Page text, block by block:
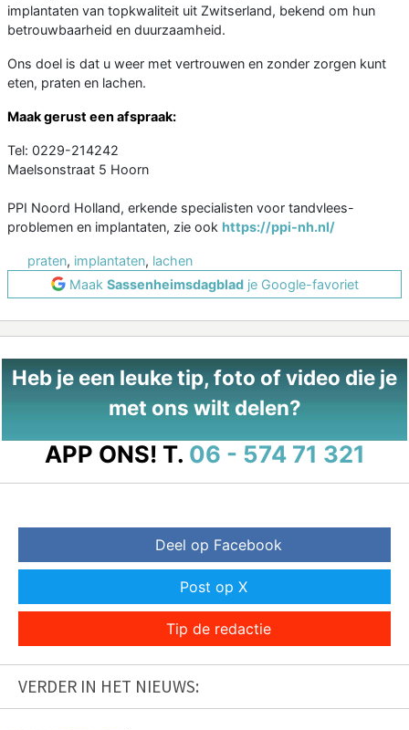
implantaten van topkwaliteit uit Zwitserland, bekend om hun
betrouwbaarheid en duurzaamheid.
Ons doel is dat u weer met vertrouwen en zonder zorgen kunt
eten, praten en lachen.
Maak gerust een afspraak:
Tel: 0229-214242
Maelsonstraat 5 Hoorn
PPI Noord Holland, erkende specialisten voor tandvlees-
problemen en implantaten, zie ook https://ppi-nh.nl/
praten, implantaten, lachen
Maak Sassenheimsdagbladje Google-favoriet
Heb je een leuke tip, foto of video die je
met ons wilt delen?
APP ONS! T. 06 - 574 71 321
Deel op Facebook
Post op X
Tip de redactie
VERDER IN HET NIEUWS: